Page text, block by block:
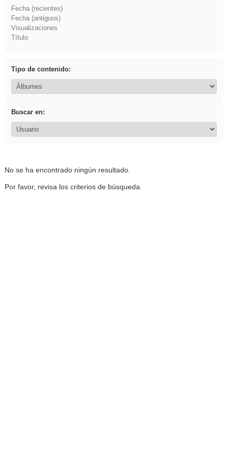
Fecha (recientes)
Fecha (antiguos)
Visualizaciones
Título
Tipo de contenido:
Buscar en:
No se ha encontrado ningún resultado.
Por favor, revisa los criterios de búsqueda.